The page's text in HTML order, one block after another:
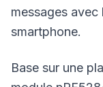
messages
smartphone.
Base sur une